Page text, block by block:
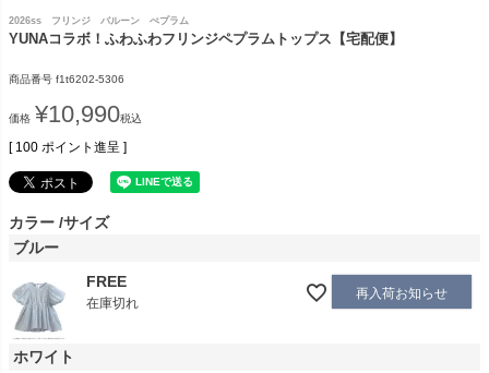
2026ss フリンジ バルーン ぺプラム
YUNAコラボ！ふわふわフリンジペプラムトップス【宅配便】
商品番号 f1t6202-5306
価格 ¥10,990税込
[ 100 ポイント進呈 ]
カラー サイズ
ブルー
FREE
在庫切れ
再入荷お知らせ
ホワイト